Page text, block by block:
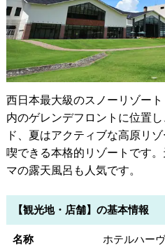
西日本最大級のスノーリゾー
内のゲレンデフロントに位置
ド、夏はアクティブな高原リ
喫できる本格的リゾートです
マの露天風呂も人気です。
【観光地・店舗】の基本情報
名称 ホテルハー